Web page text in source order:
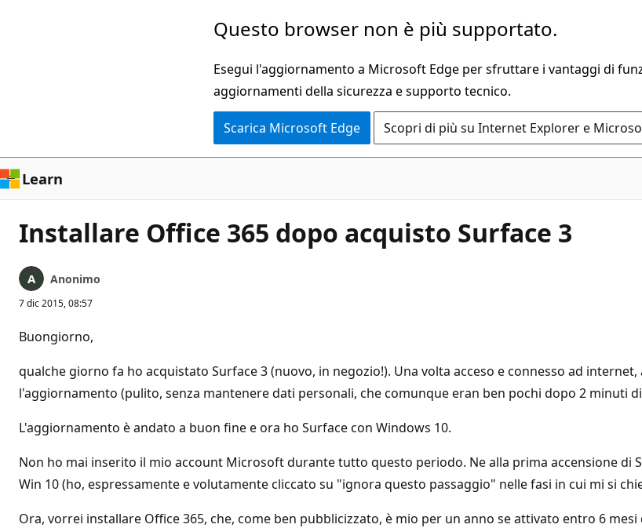
Questo browser non è più supportato.
Esegui l'aggiornamento a Microsoft Edge per sfruttare i vantaggi di
aggiornamenti della sicurezza e supporto tecnico.
Scarica Microsoft Edge Scopri di più su Internet Explorer e
Learn
Installare Office 365 dopo acquisto Surface 3
Anonimo
7 dic 2015, 08:57
Buongiorno,
qualche giorno fa ho acquistato Surface 3 (nuovo, in negozio!). Una volta acceso e connesso ad
l'aggiornamento (pulito, senza mantenere dati personali, che comunque eran ben pochi dopo 2 minuti
L'aggiornamento è andato a buon fine e ora ho Surface con Windows 10.
Non ho mai inserito il mio account Microsoft durante tutto questo periodo. Ne alla prima accensione di
Win 10 (ho, espressamente e volutamente cliccato su "ignora questo passaggio" nelle fasi in cui mi si
Ora, vorrei installare Office 365, che, come ben pubblicizzato, è mio per un anno se attivato entro 6